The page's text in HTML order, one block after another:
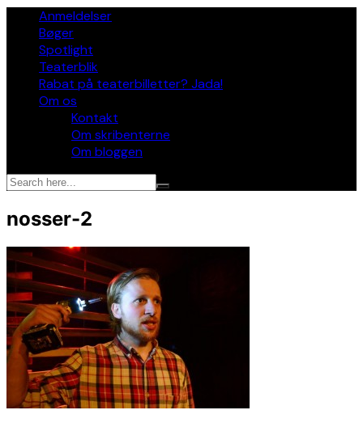
Anmeldelser
Bøger
Spotlight
Teaterblik
Rabat på teaterbilletter? Jada!
Om os
Kontakt
Om skribenterne
Om bloggen
nosser-2